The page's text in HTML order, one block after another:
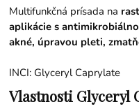
Multifunkčná prísada na
aplikácie s
akné, úpravou pleti,
INCI: Glyceryl Caprylate
Vlastnosti Glyceryl